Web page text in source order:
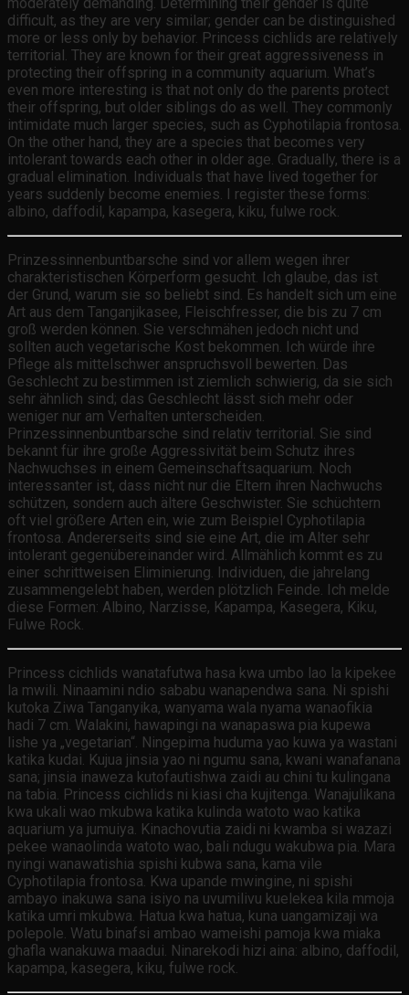
difficult, as they are very similar; gender can be distinguished
more or less only by behavior. Princess cichlids are relatively
territorial. They are known for their great aggressiveness in
protecting their offspring in a community aquarium. What’s
even more interesting is that not only do the parents protect
their offspring, but older siblings do as well. They commonly
intimidate much larger species, such as Cyphotilapia frontosa.
On the other hand, they are a species that becomes very
intolerant towards each other in older age. Gradually, there is a
gradual elimination. Individuals that have lived together for
years suddenly become enemies. I register these forms:
albino, daffodil, kapampa, kasegera, kiku, fulwe rock.
Prinzessinnenbuntbarsche sind vor allem wegen ihrer
charakteristischen Körperform gesucht. Ich glaube, das ist
der Grund, warum sie so beliebt sind. Es handelt sich um eine
Art aus dem Tanganjikasee, Fleischfresser, die bis zu 7 cm
groß werden können. Sie verschmähen jedoch nicht und
sollten auch vegetarische Kost bekommen. Ich würde ihre
Pflege als mittelschwer anspruchsvoll bewerten. Das
Geschlecht zu bestimmen ist ziemlich schwierig, da sie sich
sehr ähnlich sind; das Geschlecht lässt sich mehr oder
weniger nur am Verhalten unterscheiden.
Prinzessinnenbuntbarsche sind relativ territorial. Sie sind
bekannt für ihre große Aggressivität beim Schutz ihres
Nachwuchses in einem Gemeinschaftsaquarium. Noch
interessanter ist, dass nicht nur die Eltern ihren Nachwuchs
schützen, sondern auch ältere Geschwister. Sie schüchtern
oft viel größere Arten ein, wie zum Beispiel Cyphotilapia
frontosa. Andererseits sind sie eine Art, die im Alter sehr
intolerant gegenübereinander wird. Allmählich kommt es zu
einer schrittweisen Eliminierung. Individuen, die jahrelang
zusammengelebt haben, werden plötzlich Feinde. Ich melde
diese Formen: Albino, Narzisse, Kapampa, Kasegera, Kiku,
Fulwe Rock.
Princess cichlids wanatafutwa hasa kwa umbo lao la kipekee
la mwili. Ninaamini ndio sababu wanapendwa sana. Ni spishi
kutoka Ziwa Tanganyika, wanyama wala nyama wanaofikia
hadi 7 cm. Walakini, hawapingi na wanapaswa pia kupewa
lishe ya „vegetarian“. Ningepima huduma yao kuwa ya wastani
katika kudai. Kujua jinsia yao ni ngumu sana, kwani wanafanana
sana; jinsia inaweza kutofautishwa zaidi au chini tu kulingana
na tabia. Princess cichlids ni kiasi cha kujitenga. Wanajulikana
kwa ukali wao mkubwa katika kulinda watoto wao katika
aquarium ya jumuiya. Kinachovutia zaidi ni kwamba si wazazi
pekee wanaolinda watoto wao, bali ndugu wakubwa pia. Mara
nyingi wanawatishia spishi kubwa sana, kama vile
Cyphotilapia frontosa. Kwa upande mwingine, ni spishi
ambayo inakuwa sana isiyo na uvumilivu kuelekea kila mmoja
katika umri mkubwa. Hatua kwa hatua, kuna uangamizaji wa
polepole. Watu binafsi ambao wameishi pamoja kwa miaka
ghafla wanakuwa maadui. Ninarekodi hizi aina: albino, daffodil,
kapampa, kasegera, kiku, fulwe rock.